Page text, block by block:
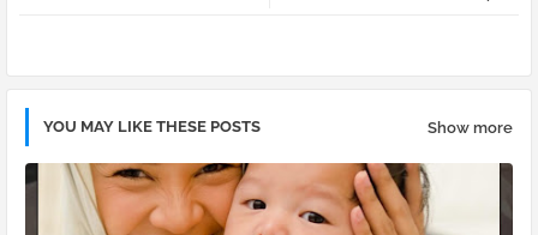
YOU MAY LIKE THESE POSTS Show more